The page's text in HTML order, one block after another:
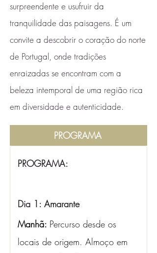
surpreendente e usufruir da
tranquilidade das paisagens. É um
convite a descobrir o coração do norte
de Portugal, onde tradições
enraizadas se encontram com a
beleza intemporal de uma região rica
em diversidade e autenticidade.
PROGRAMA
PROGRAMA:
Dia 1: Amarante
Manhã: Percurso desde os
locais de origem. Almoço em